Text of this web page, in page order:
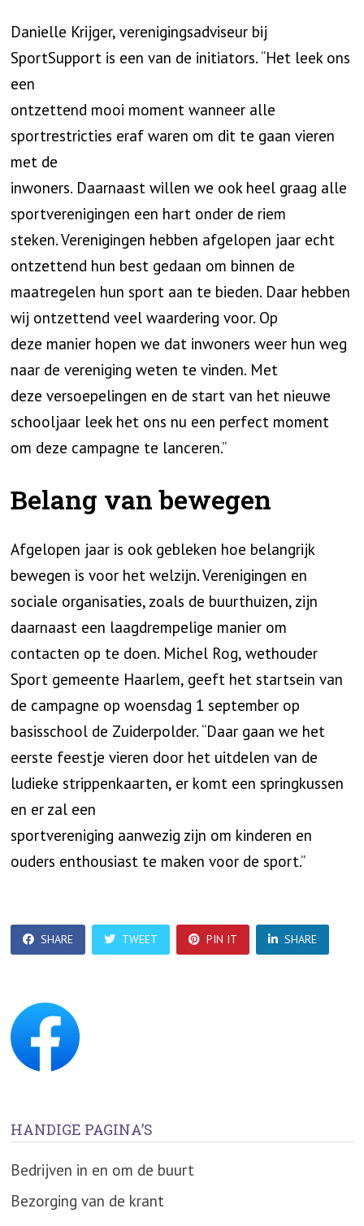
Danielle Krijger, verenigingsadviseur bij
SportSupport is een van de initiators. “Het leek ons
een
ontzettend mooi moment wanneer alle
sportrestricties eraf waren om dit te gaan vieren
met de
inwoners. Daarnaast willen we ook heel graag alle
sportverenigingen een hart onder de riem
steken. Verenigingen hebben afgelopen jaar echt
ontzettend hun best gedaan om binnen de
maatregelen hun sport aan te bieden. Daar hebben
wij ontzettend veel waardering voor. Op
deze manier hopen we dat inwoners weer hun weg
naar de vereniging weten te vinden. Met
deze versoepelingen en de start van het nieuwe
schooljaar leek het ons nu een perfect moment
om deze campagne te lanceren.”
Belang van bewegen
Afgelopen jaar is ook gebleken hoe belangrijk
bewegen is voor het welzijn. Verenigingen en
sociale organisaties, zoals de buurthuizen, zijn
daarnaast een laagdrempelige manier om
contacten op te doen. Michel Rog, wethouder
Sport gemeente Haarlem, geeft het startsein van
de campagne op woensdag 1 september op
basisschool de Zuiderpolder. “Daar gaan we het
eerste feestje vieren door het uitdelen van de
ludieke strippenkaarten, er komt een springkussen
en er zal een
sportvereniging aanwezig zijn om kinderen en
ouders enthousiast te maken voor de sport.”
SHARE TWEET PIN IT SHARE
HANDIGE PAGINA’S
Bedrijven in en om de buurt
Bezorging van de krant